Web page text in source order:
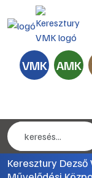
VMK AMK
Keresztury Dezső